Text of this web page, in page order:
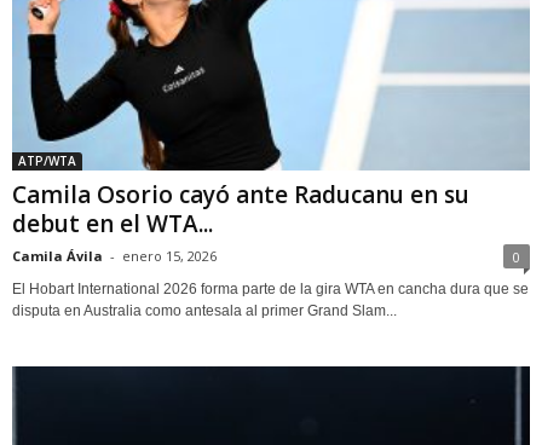
ATP/WTA
Camila Osorio cayó ante Raducanu en su
debut en el WTA...
Camila Ávila - enero 15, 2026 0
El Hobart International 2026 forma parte de la gira WTA en cancha dura que se
disputa en Australia como antesala al primer Grand Slam...